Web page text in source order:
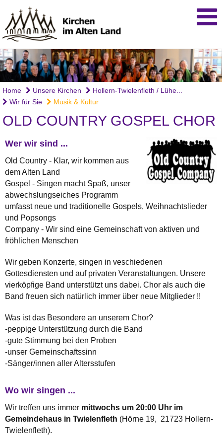
Home Unsere Kirchen
Hollern-Twielenfleth / Lühe...
Wir für Sie
Musik & Kultur
OLD COUNTRY GOSPEL CHOR
Wer wir sind ...
Old Country - Klar, wir kommen aus
dem Alten Land
Gospel - Singen macht Spaß, unser
abwechslungseiches Programm
umfasst neue und traditionelle Gospels, Weihnachtslieder
und Popsongs
Company - Wir sind eine Gemeinschaft von aktiven und
fröhlichen Menschen
Wir geben Konzerte, singen in veschiedenen
Gottesdiensten und auf privaten Veranstaltungen. Unsere
vierköpfige Band unterstützt uns dabei. Chor als auch die
Band freuen sich natürlich immer über neue Mitglieder !!
Was ist das Besondere an unserem Chor?
-peppige Unterstützung durch die Band
-gute Stimmung bei den Proben
-unser Gemeinschaftssinn
-Sänger/innen aller Altersstufen
Wo wir singen ...
Wir treffen uns immer mittwochs um 20:00 Uhr im
Gemeindehaus in Twielenfleth (Hörne 19, 21723 Hollern-
Twielenfleth).